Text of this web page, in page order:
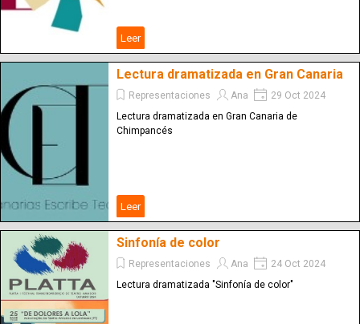
Leer
Lectura dramatizada en Gran Canaria
Representaciones Ana
29 Oct 2024
Lectura dramatizada en Gran Canaria de
Chimpancés
Leer
Sinfonía de color
Representaciones Ana
24 Oct 2024
Lectura dramatizada "Sinfonía de color"